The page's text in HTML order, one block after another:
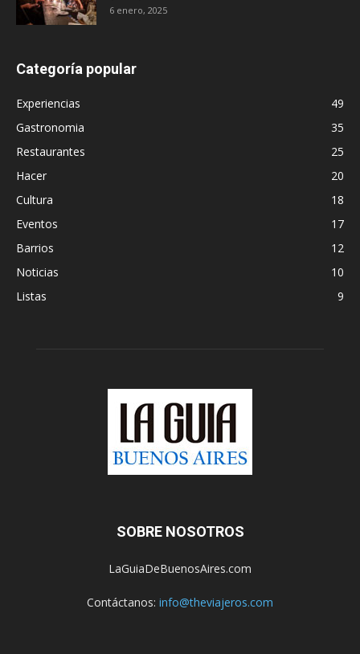
6 enero, 2025
Categoría popular
Experiencias
49
Gastronomia
35
Restaurantes
25
Hacer
20
Cultura
18
Eventos
17
Barrios
12
Noticias
10
Listas
9
SOBRE NOSOTROS
LaGuiaDeBuenosAires.com
Contáctanos: info@theviajeros.com